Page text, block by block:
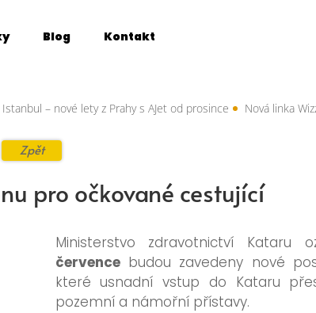
Blog Kontakt
– nové lety z Prahy s AJet od prosince Nová linka
Zpět
pro očkované cestující
Ministerstvo zdravotnictví Kataru
červencebudou zavedeny nové
které usnadní vstup do Kataru
pozemní a námořní přístavy.